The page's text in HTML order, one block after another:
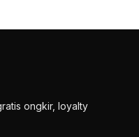
ongkir, loyalty